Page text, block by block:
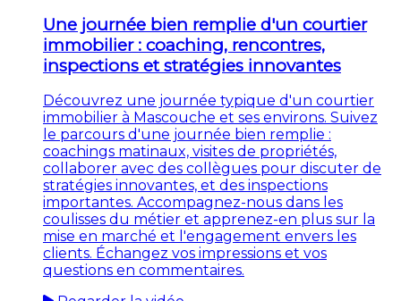
Une journée bien remplie d'un courtier
immobilier : coaching, rencontres,
inspections et stratégies innovantes
Découvrez une journée typique d'un courtier
immobilier à Mascouche et ses environs. Suivez
le parcours d'une journée bien remplie :
coachings matinaux, visites de propriétés,
collaborer avec des collègues pour discuter de
stratégies innovantes, et des inspections
importantes. Accompagnez-nous dans les
coulisses du métier et apprenez-en plus sur la
mise en marché et l'engagement envers les
clients. Échangez vos impressions et vos
questions en commentaires.